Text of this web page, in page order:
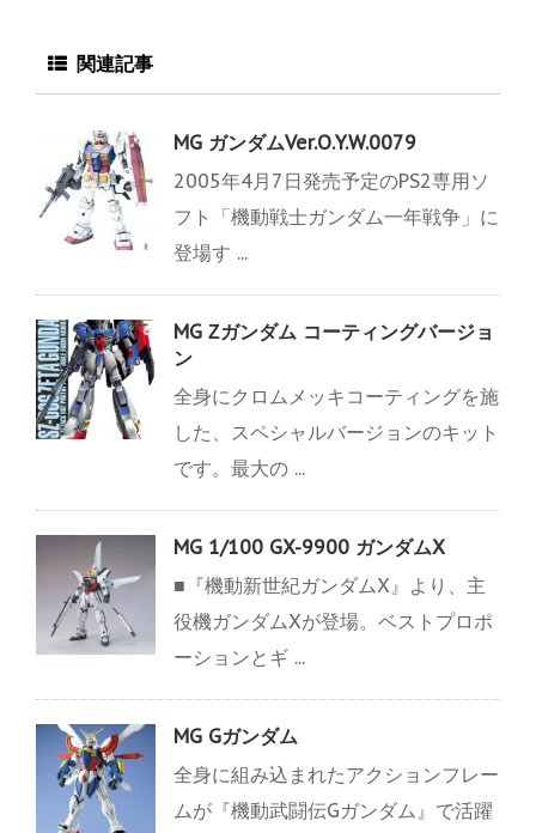
関連記事
MG ガンダムVer.O.Y.W.0079
2005年4月7日発売予定のPS2専用ソ
フト「機動戦士ガンダム一年戦争」に
登場す ...
MG Ζガンダム コーティングバージョ
ン
全身にクロムメッキコーティングを施
した、スペシャルバージョンのキット
です。最大の ...
MG 1/100 GX-9900 ガンダムX
■『機動新世紀ガンダムX』より、主
役機ガンダムXが登場。ベストプロポ
ーションとギ ...
MG Gガンダム
全身に組み込まれたアクションフレー
ムが『機動武闘伝Gガンダム』で活躍